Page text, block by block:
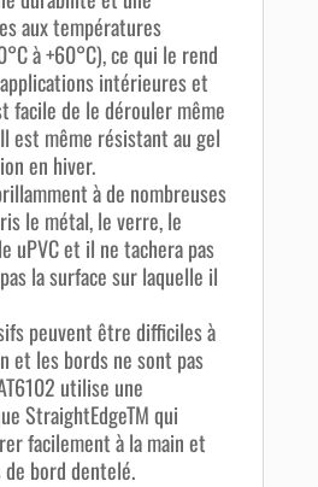
aux températures
à +60°C), ce qui le rend
intérieures et
facile de le dérouler même
est même résistant au gel
en hiver.
à de nombreuses
le métal, le verre, le
uPVC et il ne tachera pas
la surface sur laquelle il
peuvent être difficiles à
et les bords ne sont pas
utilise une
StraightEdgeTM qui
facilement à la main et
bord dentelé.